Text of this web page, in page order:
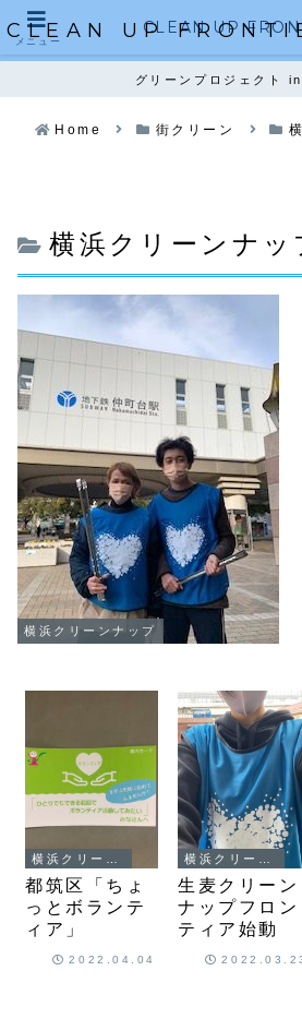
CLEAN UP
グリーンプロジェクト
Home 街クリーン
横浜クリーンナッ
横浜クリーンナップ
都筑区「ちょ
っとボランテ
ィア」
2022.04.04
生麦クリーン
ナップフロン
ティア始動
メニュー
CLEAN UP